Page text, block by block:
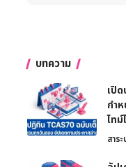
บทความ
เปิ
กำ
ไท
สาร